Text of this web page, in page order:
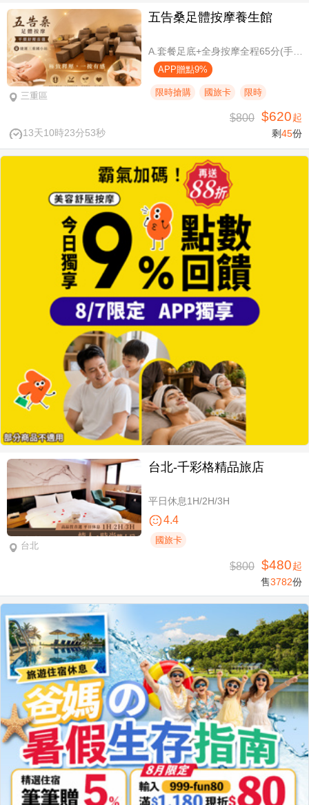
三重區
五告桑足體按摩養生館
A.套餐足底+全身按摩全程65分(手技60分) / B.套餐足底+全身按摩全程95分(手技90分)
APP贈點9%
限時搶購 國旅卡 限時
13天10時23分52秒
$800 $620起
剩45份
台北
台北-千彩格精品旅店
平日休息1H/2H/3H
4.4
國旅卡
$800 $480起
售3782份